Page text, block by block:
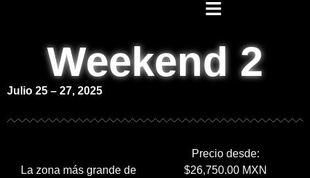
Weekend 2
Julio 25 – 27, 2025
La zona más grande de
Precio desde:
$26,750.00 MXN